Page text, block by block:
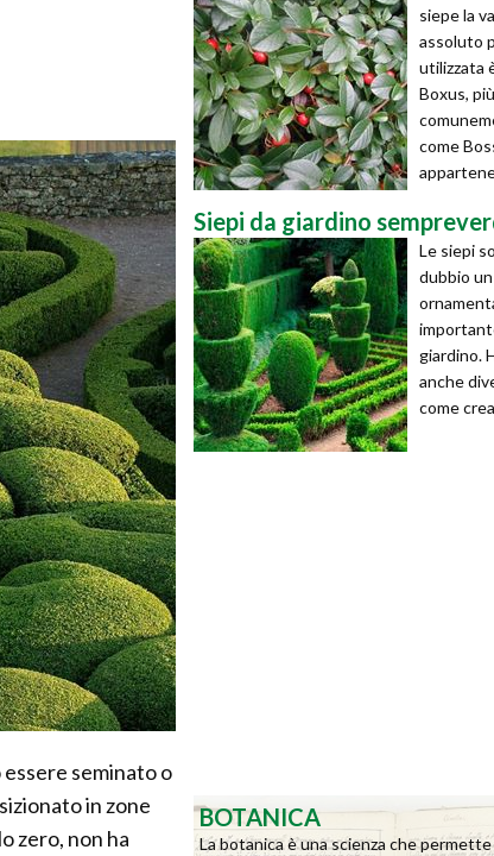
seminato o
in zone
zero, non ha
siepe la
assoluto
utilizzata
Boxus, più
come
Siepi da giardino
Le siepi
dubbio
giardino.
anche
come
BOTANICA
La botanica è una scienza che